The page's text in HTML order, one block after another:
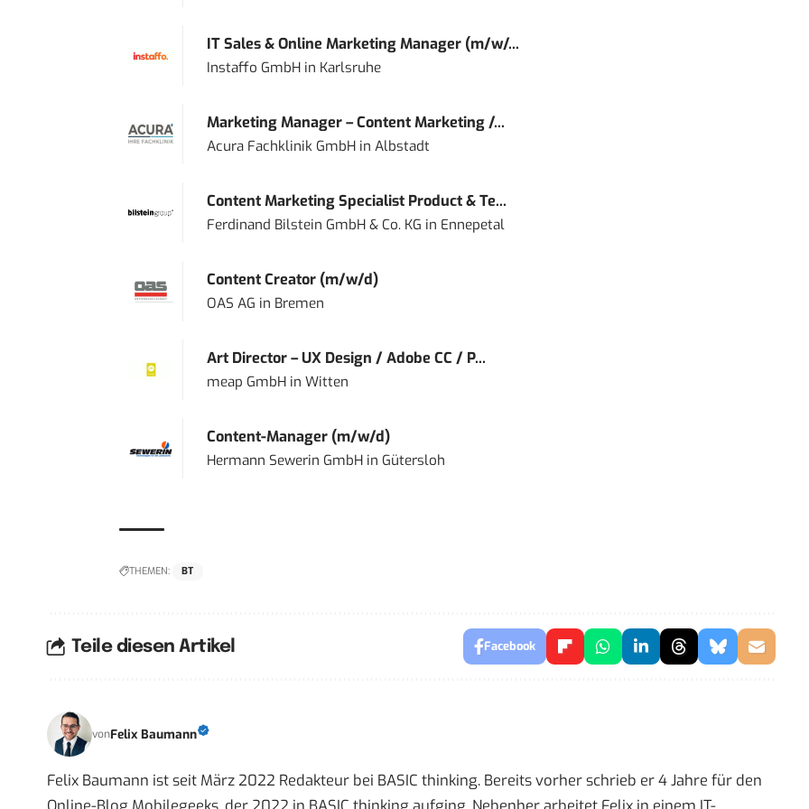
IT Sales & Online Marketing Manager (m/w/...
Instaffo GmbHin Karlsruhe
Marketing Manager – Content Marketing /...
Acura Fachklinik GmbHin Albstadt
Content Marketing Specialist Product & Te...
Ferdinand Bilstein GmbH & Co. KG in Ennepetal
Content Creator (m/w/d)
OAS AG in Bremen
Art Director – UX Design / Adobe CC / P...
meap GmbHin Witten
Content-Manager (m/w/d)
Hermann Sewerin GmbHin Gütersloh
THEMEN: BT
Teile diesen Artikel Facebook
vonFelix Baumann
Felix Baumann ist seit März 2022 Redakteur bei BASIC thinking. Bereits vorher schrieb er 4 Jahre für den